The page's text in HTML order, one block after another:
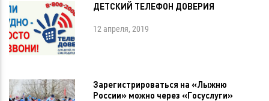
ДЕТСКИЙ ТЕЛЕФОН ДОВЕРИЯ
12 апреля, 2019
Зарегистрироваться на «Лыжню
России» можно через «Госуслуги»